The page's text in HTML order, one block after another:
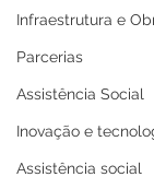
Infraestrutura e
Parcerias
Assistência Social
Inovação e
Assistência social